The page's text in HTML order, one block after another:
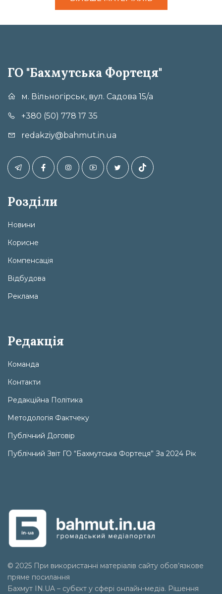
ГО "Бахмутська Фортеця"
м. Вільногірськ, вул. Садова 15/а
+380 (50) 778 17 35
redakziy@bahmut.in.ua
Розділи
Новини
Корисне
Компенсація
Відбудова
Реклама
Редакція
Команда
Контакти
Редакційна Політика
Методологія Фактчеку
Публічний Договір
Публічний Звіт ГО “Бахмутська Фортеця” За 2024 Рік
© 2025 При використанні матеріалів сайту обов’язкове
пряме посилання
Бахмут IN.UA – субєкт у сфері онлайн-медіа. Рішення